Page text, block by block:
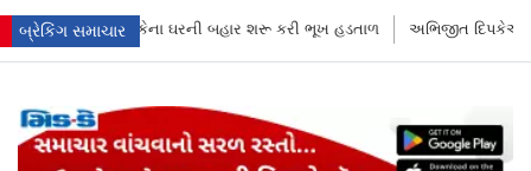
બ્રેકિંગ સમાચાર
બહાર શરૂ કરી ભૂખ હડતાળ અભિજીત દિપકેએ CJPની નવી નીતિ જાહેર